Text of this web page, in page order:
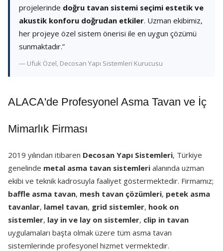
projelerinde doğru tavan sistemi seçimi estetik ve
akustik konforu doğrudan etkiler. Uzman ekibimiz,
her projeye özel sistem önerisi ile en uygun çözümü
sunmaktadır.”
— Ufuk Özel, Decosan Yapı Sistemleri Kurucusu
ALACA'de Profesyonel Asma Tavan ve İç
Mimarlık Firması
2019 yılından itibaren Decosan Yapı Sistemleri, Türkiye
genelinde metal asma tavan sistemleri alanında uzman
ekibi ve teknik kadrosuyla faaliyet göstermektedir. Firmamız;
baffle asma tavan, mesh tavan çözümleri, petek asma
tavanlar, lamel tavan, grid sistemler, hook on
sistemler, lay in ve lay on sistemler, clip in tavan
uygulamaları başta olmak üzere tüm asma tavan
sistemlerinde profesyonel hizmet vermektedir.